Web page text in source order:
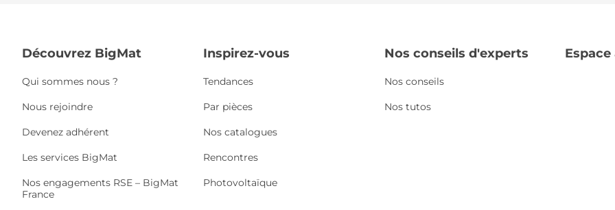
Découvrez BigMat
Qui sommes nous ?
Nous rejoindre
Devenez adhérent
Les services BigMat
Nos engagements RSE – BigMat
France
Inspirez-vous
Tendances
Par pièces
Nos catalogues
Rencontres
Photovoltaïque
Nos conseils d'experts
Nos conseils
Nos tutos